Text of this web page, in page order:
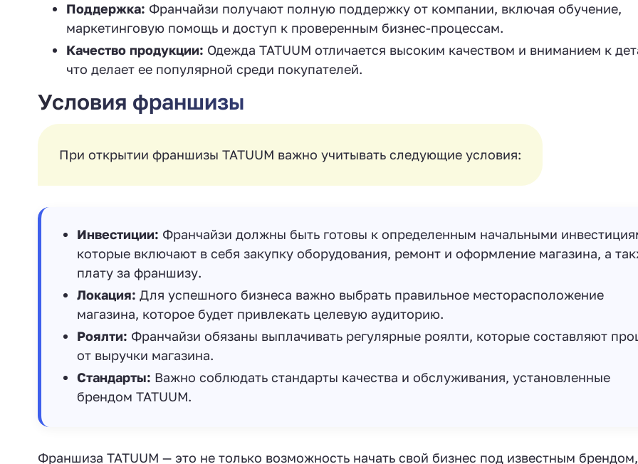
Поддержка: Франчайзи получают полную поддержку от компании, включая обучение,
маркетинговую помощь и доступ к проверенным бизнес-процессам.
Качество продукции: Одежда TATUUM отличается высоким качеством и вниманием к
что делает ее популярной среди покупателей.
Условия франшизы
При открытии франшизы TATUUM важно учитывать следующие условия:
Инвестиции: Франчайзи должны быть готовы к определенным начальными
которые включают в себя закупку оборудования, ремонт и оформление магазина, а
плату за франшизу.
Локация: Для успешного бизнеса важно выбрать правильное месторасположение
магазина, которое будет привлекать целевую аудиторию.
Роялти: Франчайзи обязаны выплачивать регулярные роялти, которые составляют
от выручки магазина.
Стандарты: Важно соблюдать стандарты качества и обслуживания, установленные
брендом TATUUM.
Франшиза TATUUM — это не только возможность начать свой бизнес под известным